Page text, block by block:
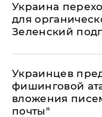
Украина
для
Зеленский
Украинцев
фишинговой
вложения
почты"